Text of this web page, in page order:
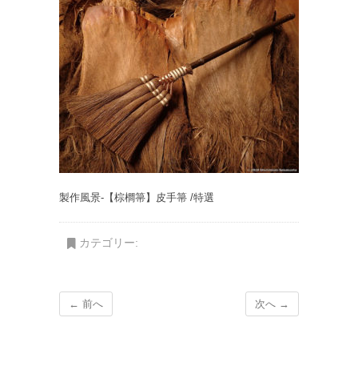
製作風景-【棕櫚箒】皮手箒 /特選
カテゴリー:
← 前へ 次へ →